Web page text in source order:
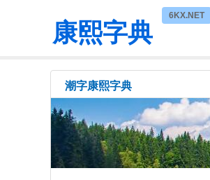
康熙字典
6KX.NET
潮字康熙字典